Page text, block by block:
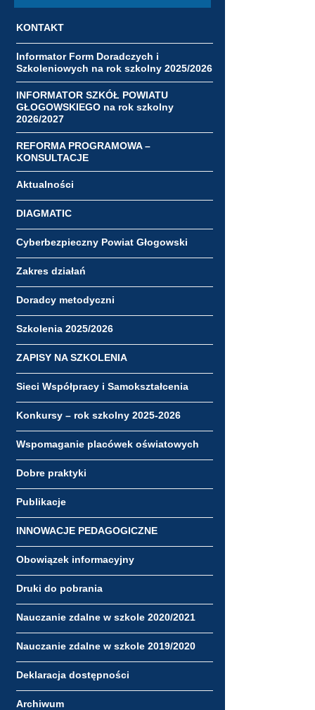
KONTAKT
Informator Form Doradczych i
Szkoleniowych na rok szkolny 2025/2026
INFORMATOR SZKÓŁ POWIATU
GŁOGOWSKIEGO na rok szkolny
2026/2027
REFORMA PROGRAMOWA –
KONSULTACJE
Aktualności
DIAGMATIC
Cyberbezpieczny Powiat Głogowski
Zakres działań
Doradcy metodyczni
Szkolenia 2025/2026
ZAPISY NA SZKOLENIA
Sieci Współpracy i Samokształcenia
Konkursy – rok szkolny 2025-2026
Wspomaganie placówek oświatowych
Dobre praktyki
Publikacje
INNOWACJE PEDAGOGICZNE
Obowiązek informacyjny
Druki do pobrania
Nauczanie zdalne w szkole 2020/2021
Nauczanie zdalne w szkole 2019/2020
Deklaracja dostępności
Archiwum